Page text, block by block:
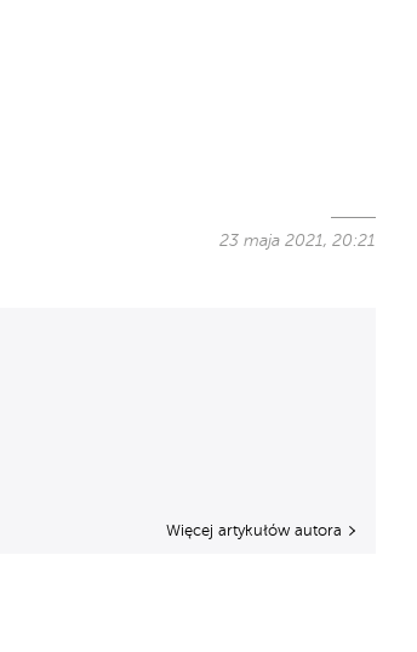
23 maja 2021, 20:21
Więcej artykułów autora